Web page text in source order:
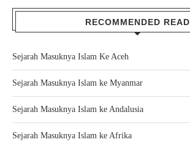
RECOMMENDED READ
Sejarah Masuknya Islam Ke Aceh
Sejarah Masuknya Islam ke Myanmar
Sejarah Masuknya Islam ke Andalusia
Sejarah Masuknya Islam ke Afrika